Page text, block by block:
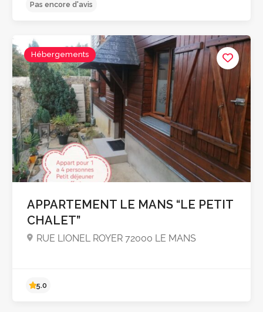
Pas encore d'avis
Hébergements
APPARTEMENT LE MANS “LE PETIT
CHALET”
RUE LIONEL ROYER 72000 LE MANS